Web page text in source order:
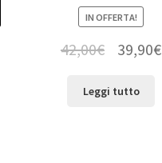
IN OFFERTA!
42,00€ 39,90€
Leggi tutto